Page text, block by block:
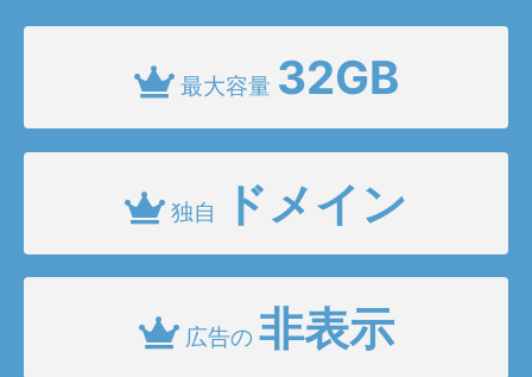
最大容量 32GB
独自 ドメイン
広告の 非表示